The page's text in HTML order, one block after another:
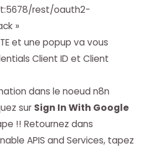
rest/oauth2-
»
et une popup va vous
Client ID et Client
dans le noeud n8n
sur Sign In With Google
!! Retournez dans
APIS and Services, tapez